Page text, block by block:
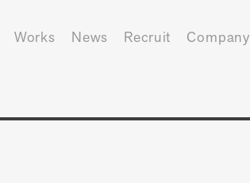
Works News Recruit Company